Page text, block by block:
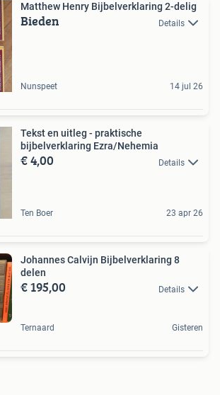
Matthew Henry Bijbelverklaring 2-delig
Bieden Details
Nunspeet 14 jul 26
Tekst en uitleg - praktische
bijbelverklaring Ezra/Nehemia
€ 4,00 Details
Ten Boer 23 apr 26
Johannes Calvijn Bijbelverklaring 8
delen
€ 195,00 Details
Ternaard Gisteren